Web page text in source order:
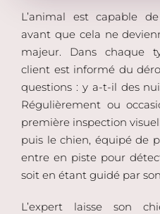
L’animal est capable
avant que cela ne
majeur. Dans chaque
client est informé du
questions : y a-t-il des
Régulièrement ou
première inspection
puis le chien, équipé de
entre en piste pour
soit en étant guidé par
L’expert laisse son